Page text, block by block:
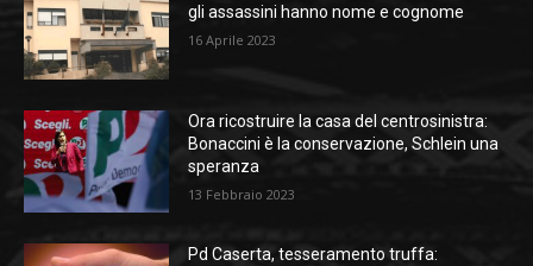
gli assassini hanno nome e cognome
16 Aprile 2023
Ora ricostruire la casa del centrosinistra:
Bonaccini è la conservazione, Schlein una
speranza
13 Febbraio 2023
Pd Caserta, tesseramento truffa: